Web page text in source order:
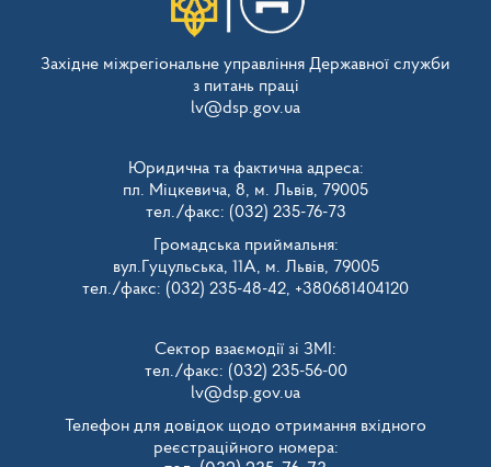
Західне міжрегіональне управління Державної служби
з питань праці
lv@dsp.gov.ua
Юридична та фактична адреса:
пл. Міцкевича, 8, м. Львів, 79005
тел./факс: (032) 235-76-73
Громадська приймальня:
вул.Гуцульська, 11А, м. Львів, 79005
тел./факс: (032) 235-48-42, +380681404120
Сектор взаємодії зі ЗМІ:
тел./факс: (032) 235-56-00
lv@dsp.gov.ua
Телефон для довідок щодо отримання вхідного
реєстраційного номера: